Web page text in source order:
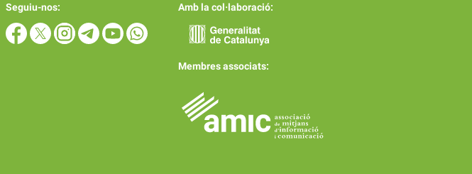
Seguiu-nos: Amb la col·laboració:
Membres associats: